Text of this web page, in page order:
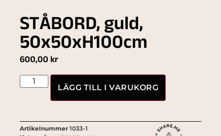
STÅBORD, guld,
50x50xH100cm
600,00 kr
LÄGG TILL I VARUKORG
Artikelnummer 1033-1